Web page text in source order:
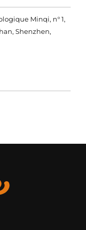
Minqi, n° 1,
Shenzhen,